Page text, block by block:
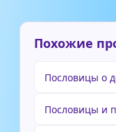
Похожие
Пословицы о
Пословицы и